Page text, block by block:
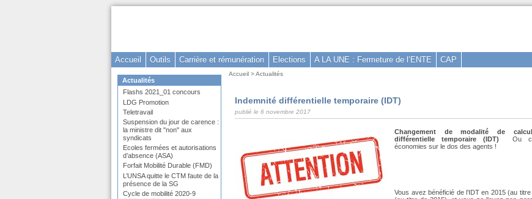
Accueil Outils Carrière et rémunération Elections A LA UNE : Fermeture de l’ENTE CAP
Dans
la
rubrique
:
Actualités
Flashs 2021_01 concours
LDG Promotion
Teletravail
Suspension du jour de carence :
la ministre dit "non" aux
syndicats
Ecoles fermées et autorisations
d’absence (ASA)
Forfait Mobilité Durable (FMD)
L’UNSA quitte le CTM faute de la
présence de la SG
Cycle de mobilité 2020-9
Vous
Accueil >Actualités
Indemnité différentielle temporaire (IDT)
publié le 6 novembre 2017
Changement de modalité de
différentielle temporaire (IDT)
Ou
économies sur le dos des agents !
Vous avez bénéficié de l’IDT en 2015 (au